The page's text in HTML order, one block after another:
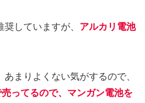
していますが、 アルカリ電池
まりよくない気がするので、
ってるので、マンガン電池を